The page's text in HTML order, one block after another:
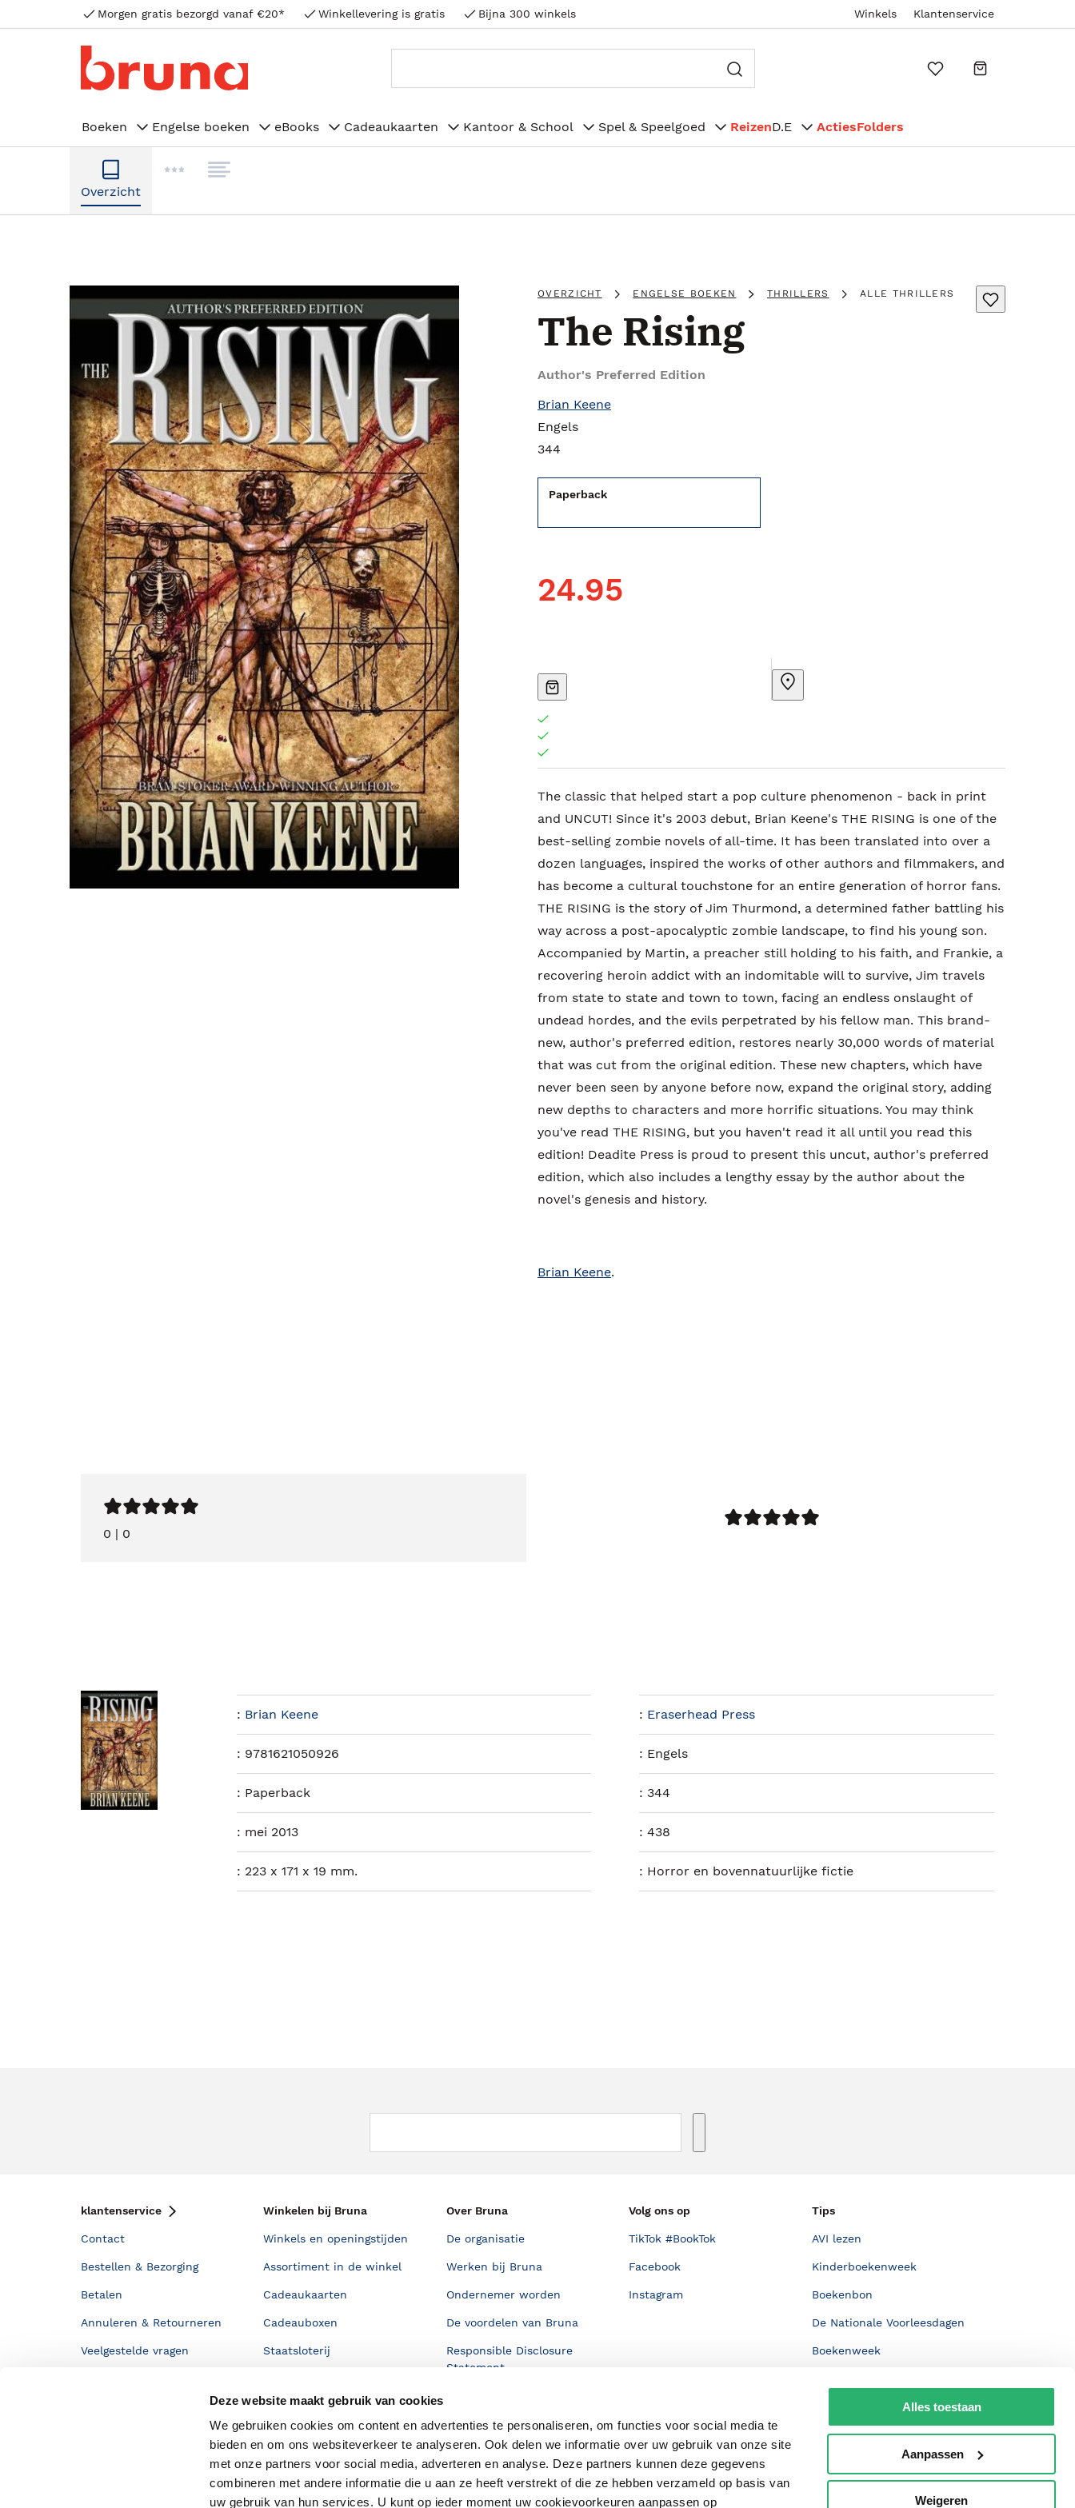
Deze website maakt gebruik van cookies
We gebruiken cookies om content en advertenties te personaliseren, om functies voor social media te
bieden en om ons websiteverkeer te analyseren. Ook delen we informatie over uw gebruik van onze site
met onze partners voor social media, adverteren en analyse. Deze partners kunnen deze gegevens
combineren met andere informatie die u aan ze heeft verstrekt of die ze hebben verzameld op basis van
uw gebruik van hun services. U kunt op ieder moment uw cookievoorkeuren aanpassen op
Alles toestaan
Aanpassen
Weigeren
Morgen gratis bezorgd vanaf €20* Winkellevering is gratis Bijna 300 winkels Winkels Klantenservice
Boeken Engelse boeken eBooks Cadeaukaarten Kantoor & School Spel & Speelgoed ReizenD.E ActiesFolders
Overzicht
OVERZICHT ENGELSE BOEKEN THRILLERS ALLE THRILLERS
The Rising
Author's Preferred Edition
Brian Keene
Engels
344
Paperback
24.95
The classic that helped start a pop culture phenomenon - back in print
and UNCUT! Since it's 2003 debut, Brian Keene's THE RISING is one of the
best-selling zombie novels of all-time. It has been translated into over a
dozen languages, inspired the works of other authors and filmmakers, and
has become a cultural touchstone for an entire generation of horror fans.
THE RISING is the story of Jim Thurmond, a determined father battling his
way across a post-apocalyptic zombie landscape, to find his young son.
Accompanied by Martin, a preacher still holding to his faith, and Frankie, a
recovering heroin addict with an indomitable will to survive, Jim travels
from state to state and town to town, facing an endless onslaught of
undead hordes, and the evils perpetrated by his fellow man. This brand-
new, author's preferred edition, restores nearly 30,000 words of material
that was cut from the original edition. These new chapters, which have
never been seen by anyone before now, expand the original story, adding
new depths to characters and more horrific situations. You may think
you've read THE RISING, but you haven't read it all until you read this
edition! Deadite Press is proud to present this uncut, author's preferred
edition, which also includes a lengthy essay by the author about the
novel's genesis and history.
Brian Keene.
0 | 0
: Brian Keene : Eraserhead Press
: 9781621050926 : Engels
: Paperback :344
: mei 2013 :438
: 223 x 171 x 19 mm. : Horror en bovennatuurlijke fictie
klantenservice
Contact
Bestellen & Bezorging
Betalen
Annuleren & Retourneren
Veelgestelde vragen
Winkelen bij Bruna
Winkels en openingstijden
Assortiment in de winkel
Cadeaukaarten
Cadeauboxen
Staatsloterij
Over Bruna
De organisatie
Werken bij Bruna
Ondernemer worden
De voordelen van Bruna
Responsible Disclosure
Statement
Discriminerende boeken
Volg ons op
TikTok #BookTok
Facebook
Instagram
Tips
AVI lezen
Kinderboekenweek
Boekenbon
De Nationale Voorleesdagen
Boekenweek